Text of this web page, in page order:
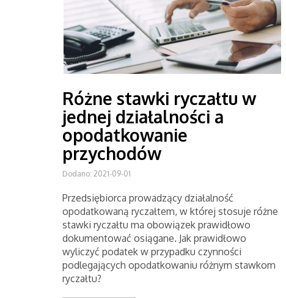
Różne stawki ryczałtu w
jednej działalności a
opodatkowanie
przychodów
Dodano: 2021-09-01
Przedsiębiorca prowadzący działalność
opodatkowaną ryczałtem, w której stosuje różne
stawki ryczałtu ma obowiązek prawidłowo
dokumentować osiągane. Jak prawidłowo
wyliczyć podatek w przypadku czynności
podlegających opodatkowaniu różnym stawkom
ryczałtu?